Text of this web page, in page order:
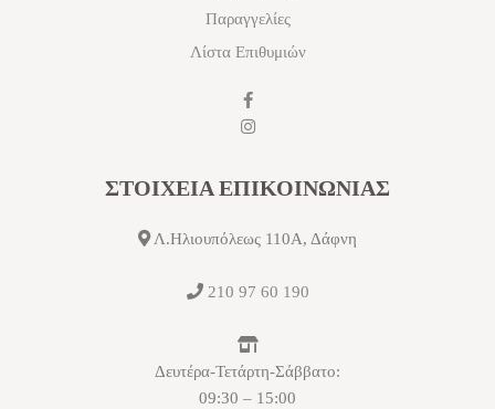
Παραγγελίες
Λίστα Επιθυμιών
ΣΤΟΙΧΕΙΑ ΕΠΙΚΟΙΝΩΝΙΑΣ
Λ.Ηλιουπόλεως 110Α, Δάφνη
210 97 60 190
Δευτέρα-Τετάρτη-Σάββατο:
09:30 – 15:00